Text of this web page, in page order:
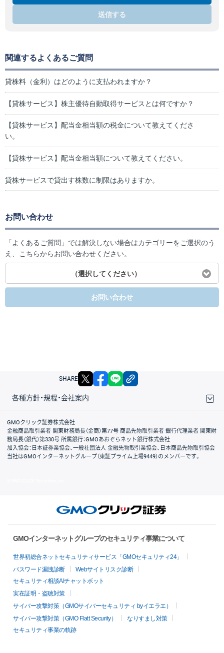
送信する
関連するよくあるご質問
貸株料（金利）はどのように支払われますか？
【貸株サービス】株主優待自動取得サービスとは何ですか？
【貸株サービス】配当金相当額の税金について教えてくださ
い。
【貸株サービス】配当金相当額について教えてください。
貸株サービスで貸出す株数に制限はありますか。
お問い合わせ
「よくあるご質問」では解決しない場合はカテゴリーをご選択のう
え、こちらからお問い合わせください。
（選択してください）
お問い合わせ
SHARE X facebook
各種方針・規程・会社案内
取引規程・約款
サイトマップ
その他のご案内
個人情報保護方針
最良執行方針
サイトのご利用について
ディスクレイマー
信託保全
リスク説明
会社案内
GMOクリック証券株式会社
金融商品取引業者 関東財務局長（金商）第77号 商品先物取引業者 銀行代理業者 関東財
務局長（銀代）第330号 所属銀行：GMOあおぞらネット銀行株式会社
加入協会：日本証券業協会、一般社団法人 金融先物取引業協会、日本商品先物取引協会
当社はGMOインターネットグループ（東証プライム上場9449）のメンバーです。
GMOインターネットグループのセキュリティ事業について
世界初総合ネットセキュリティサービス「GMOセキュリティ24」
パスワード漏洩診断
Webサイトリスク診断
セキュリティ相談AIチャットボット
実在証明・盗聴対策
サイバー攻撃対策（GMOサイバーセキュリティ byイエラエ）
サイバー攻撃対策（GMO Flatt Security）
なりすまし対策
セキュリティ事業の軌跡